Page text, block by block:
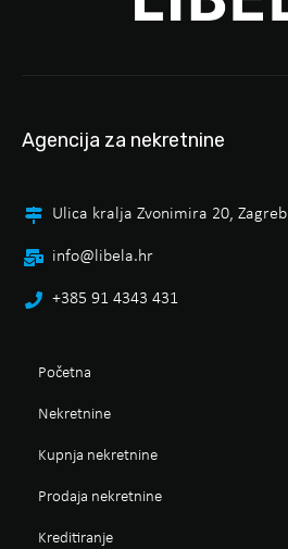
Agencija za nekretnine
Ulica kralja Zvonimira 20, Zagreb
info@libela.hr
+385 91 4343 431
Početna
Nekretnine
Kupnja nekretnine
Prodaja nekretnine
Kreditiranje